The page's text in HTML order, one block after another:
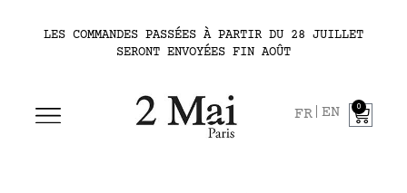
LES COMMANDES PASSÉES À PARTIR DU 28 JUILLET
SERONT ENVOYÉES FIN AOÛT
FR EN 0